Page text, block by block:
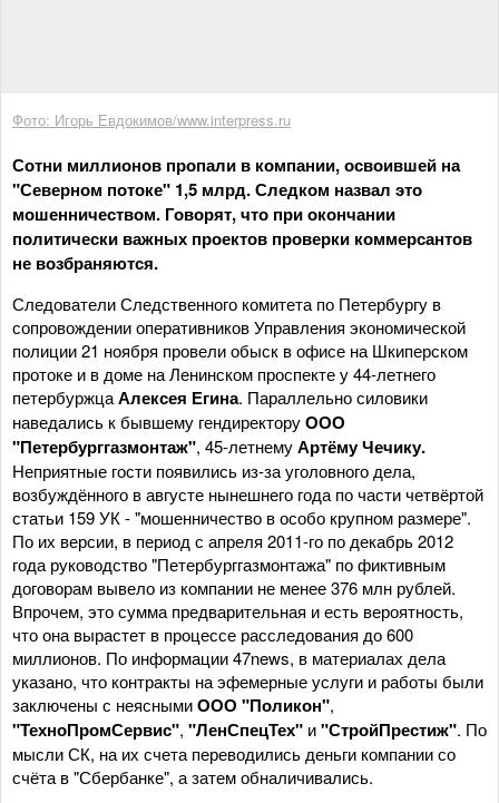
Фото: Игорь Евдокимов/www.interpress.ru
Сотни миллионов пропали в компании, освоившей на
"Северном потоке" 1,5 млрд. Следком назвал это
мошенничеством. Говорят, что при окончании
политически важных проектов проверки коммерсантов
не возбраняются.
Следователи Следственного комитета по Петербургу в
сопровождении оперативников Управления экономической
полиции 21 ноября провели обыск в офисе на Шкиперском
протоке и в доме на Ленинском проспекте у 44-летнего
петербуржцаАлексея Егина. Параллельно силовики
наведались к бывшему гендиректоруООО
"Петербурггазмонтаж", 45-летнемуАртёму Чечику.
Неприятные гости появились из-за уголовного дела,
возбуждённого в августе нынешнего года по части четвёртой
статьи 159 УК - "мошенничество в особо крупном размере".
По их версии, в период с апреля 2011-го по декабрь 2012
года руководство "Петербурггазмонтажа" по фиктивным
договорам вывело из компании не менее 376 млн рублей.
Впрочем, это сумма предварительная и есть вероятность,
что она вырастет в процессе расследования до 600
миллионов. По информации 47news, в материалах дела
указано, что контракты на эфемерные услуги и работы были
заключены с неяснымиООО "Поликон",
"ТехноПромСервис", "ЛенСпецТех" и"СтройПрестиж". По
мысли СК, на их счета переводились деньги компании со
счёта в "Сбербанке", а затем обналичивались.